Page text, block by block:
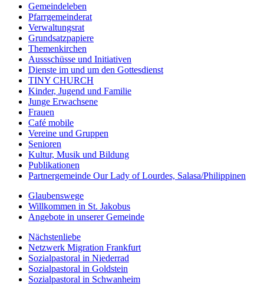
Gemeindeleben
Pfarrgemeinderat
Verwaltungsrat
Grundsatzpapiere
Themenkirchen
Aussschüsse und Initiativen
Dienste im und um den Gottesdienst
TINY CHURCH
Kinder, Jugend und Familie
Junge Erwachsene
Frauen
Café mobile
Vereine und Gruppen
Senioren
Kultur, Musik und Bildung
Publikationen
Partnergemeinde Our Lady of Lourdes, Salasa/Philippinen
Glaubenswege
Willkommen in St. Jakobus
Angebote in unserer Gemeinde
Nächstenliebe
Netzwerk Migration Frankfurt
Sozialpastoral in Niederrad
Sozialpastoral in Goldstein
Sozialpastoral in Schwanheim